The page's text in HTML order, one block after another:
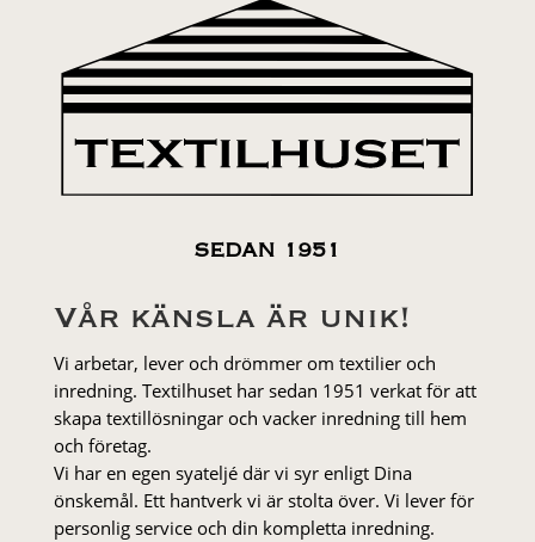
SEDAN 1951
Vår känsla är unik!
Vi arbetar, lever och drömmer om textilier och
inredning. Textilhuset har sedan 1951 verkat för att
skapa textillösningar och vacker inredning till hem
och företag.
Vi har en egen syateljé där vi syr enligt Dina
önskemål. Ett hantverk vi är stolta över. Vi lever för
personlig service och din kompletta inredning.